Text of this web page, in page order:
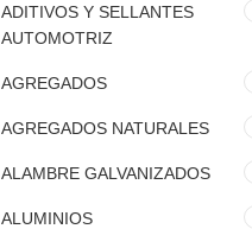
ADITIVOS Y SELLANTES
AUTOMOTRIZ
AGREGADOS
AGREGADOS NATURALES
ALAMBRE GALVANIZADOS
ALUMINIOS